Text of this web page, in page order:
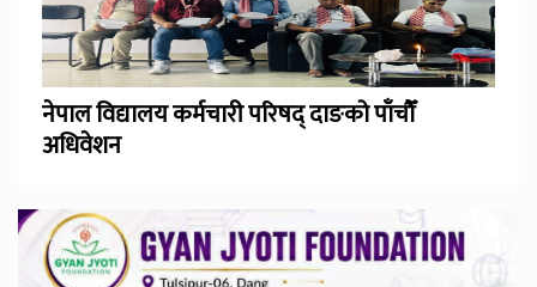
नेपाल विद्यालय कर्मचारी परिषद् दाङको पाँचौँ
अधिवेशन